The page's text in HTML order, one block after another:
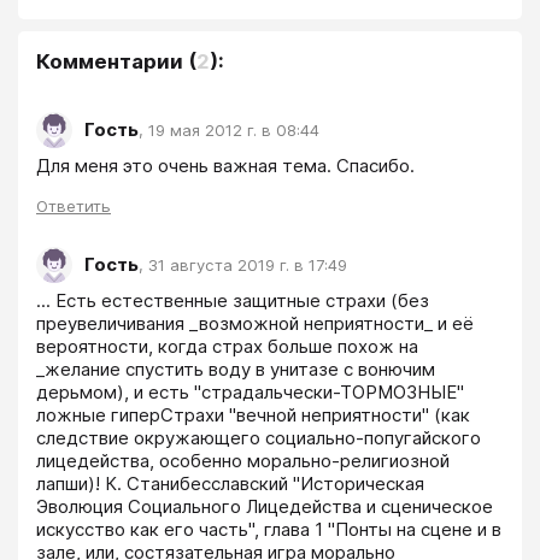
Комментарии (2):
Гость, 19 мая 2012 г. в 08:44
Для меня это очень важная тема. Спасибо.
Ответить
Гость, 31 августа 2019 г. в 17:49
... Есть естественные защитные страхи (без
преувеличивания _возможной неприятности_ и её
вероятности, когда страх больше похож на
_желание спустить воду в унитазе с вонючим
дерьмом), и есть "страдальчески-ТОРМОЗНЫЕ"
ложные гиперСтрахи "вечной неприятности" (как
следствие окружающего социально-попугайского
лицедейства, особенно морально-религиозной
лапши)! К. Станибесславский "Историческая
Эволюция Социального Лицедейства и сценическое
искусство как его часть", глава 1 "Понты на сцене и в
зале, или, состязательная игра морально